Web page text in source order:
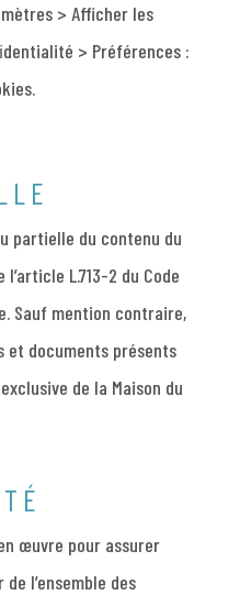
> Afficher les
> Préférences :
partielle du contenu du
L.713-2 du Code
Sauf mention contraire,
et documents présents
de la Maison du
œuvre pour assurer
l’ensemble des